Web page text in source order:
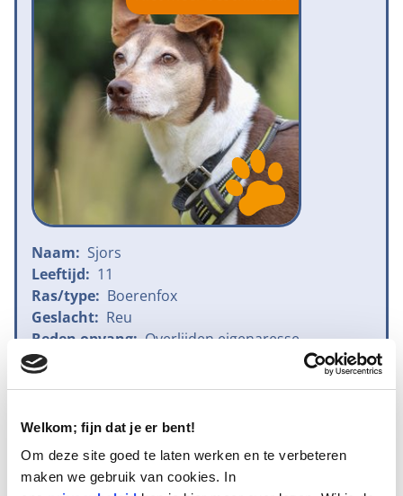
Welkom; fijn dat je er bent!
Om deze site goed te laten werken en te verbeteren
maken we gebruik van cookies. In
Naam: Sjors
Leeftijd: 11
Ras/type: Boerenfox
Geslacht: Reu
Reden opvang: Overlijden eigenaresse
Hoeveel dagen te gast geweest:
14 dagen
Geplaatst
Sjors, deze attractieve Boerenfox is bijna 12 jaar oud.